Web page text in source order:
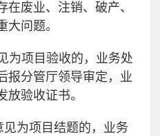
废业、注销、破产、
大问题。
为项目验收的，业务处
报分管厅领导审定，业
放验收证书。
见为项目结题的，业务